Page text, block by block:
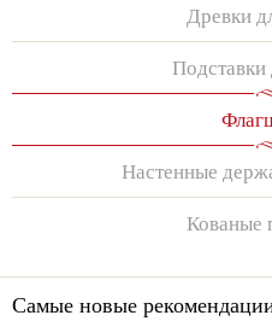
Древки
Подставки
Настенные
Кованые
Самые новые